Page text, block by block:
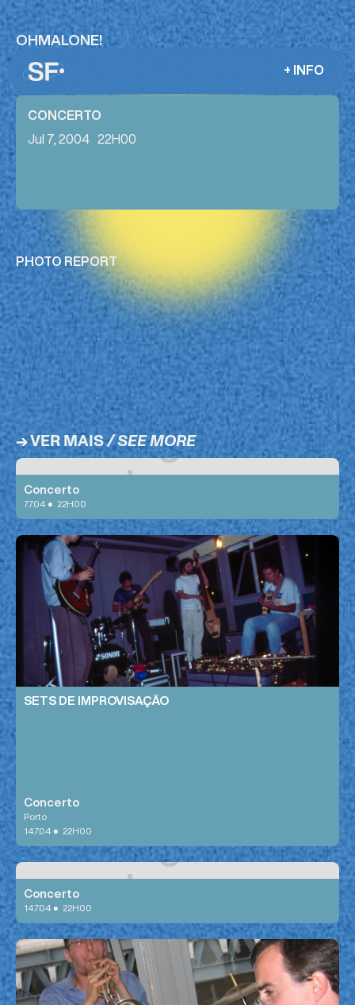
+ INFO
OHMALONE!
CONCERTO
Jul 7, 2004 22H00
PHOTO REPORT
→ VER MAIS/ SEE MORE
DJ PIA + DJ TERA
Concerto
7.7.04 • 22H00
SETS DE IMPROVISAÇÃO
Concerto
Porto
14.7.04 • 22H00
DJ PIA
Concerto
14.7.04 • 22H00